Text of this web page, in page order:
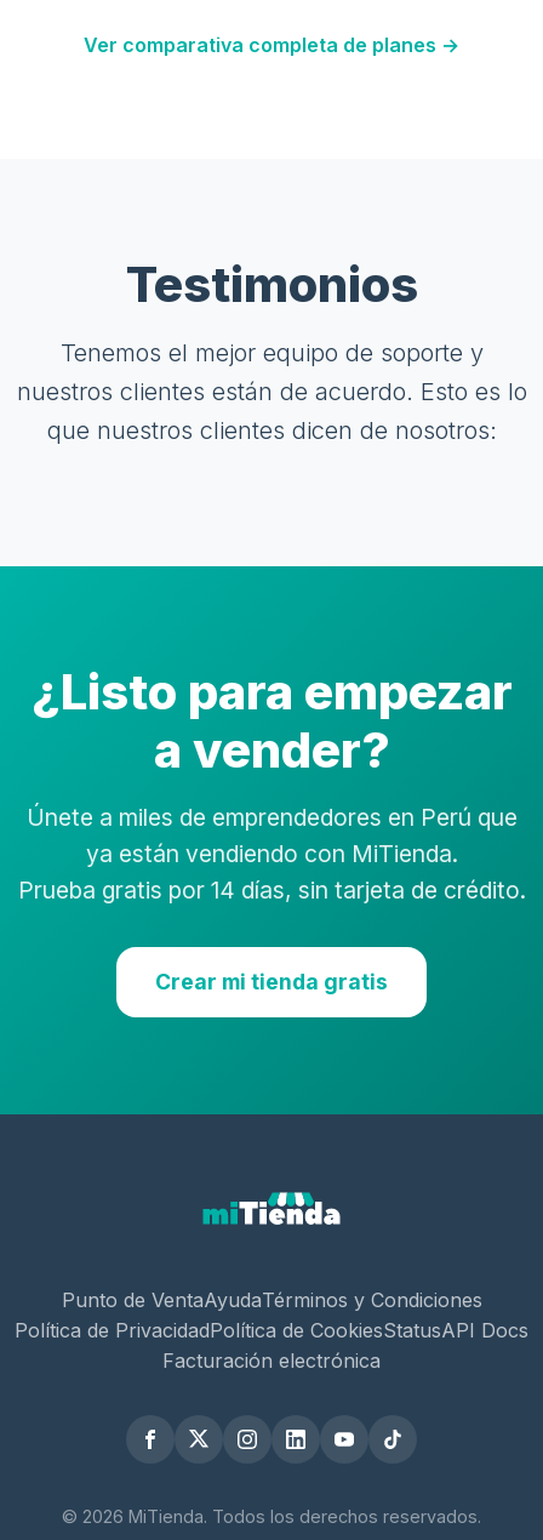
Ver comparativa completa de planes →
Testimonios
Tenemos el mejor equipo de soporte y
nuestros clientes están de acuerdo. Esto es lo
que nuestros clientes dicen de nosotros:
¿Listo para empezar
a vender?
Únete a miles de emprendedores en Perú que
ya están vendiendo con MiTienda.
Prueba gratis por 14 días, sin tarjeta de crédito.
Crear mi tienda gratis
Punto de VentaAyudaTérminos y Condiciones
Política de PrivacidadPolítica de CookiesStatusAPI Docs
Facturación electrónica
© 2026 MiTienda. Todos los derechos reservados.